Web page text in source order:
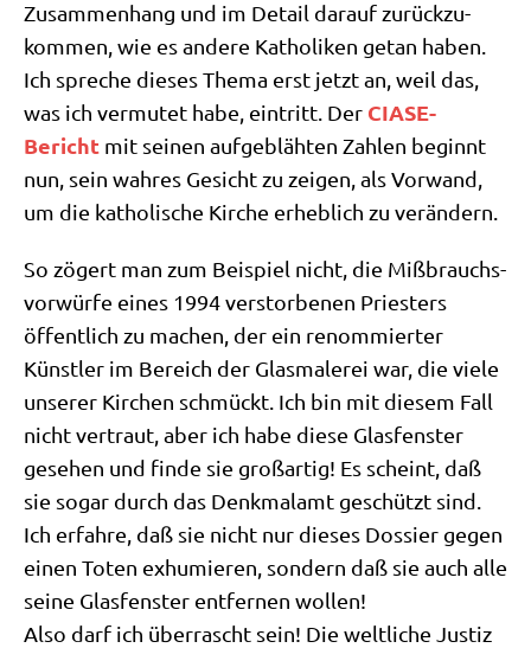
Zusam­men­hang und im Detail dar­auf zurück­zu­
kom­men, wie es ande­re Katho­li­ken getan haben.
Ich spre­che die­ses The­ma erst jetzt an, weil das,
was ich ver­mu­tet habe, ein­tritt. Der CIA­SE-
Bericht mit sei­nen auf­ge­bläh­ten Zah­len beginnt
nun, sein wah­res Gesicht zu zei­gen, als Vor­wand,
um die katho­li­sche Kir­che erheb­lich zu verändern.
So zögert man zum Bei­spiel nicht, die Miß­brauchs­
vor­wür­fe eines 1994 ver­stor­be­nen Prie­sters
öffent­lich zu machen, der ein renom­mier­ter
Künst­ler im Bereich der Glas­ma­le­rei war, die vie­le
unse­rer Kir­chen schmückt. Ich bin mit die­sem Fall
nicht ver­traut, aber ich habe die­se Glas­fen­ster
gese­hen und fin­de sie groß­ar­tig! Es scheint, daß
sie sogar durch das Denk­mal­amt geschützt sind.
Ich erfah­re, daß sie nicht nur die­ses Dos­sier gegen
einen Toten exhu­mie­ren, son­dern daß sie auch alle
sei­ne Glas­fen­ster ent­fer­nen wol­len!
Also darf ich über­rascht sein! Die welt­li­che Justiz